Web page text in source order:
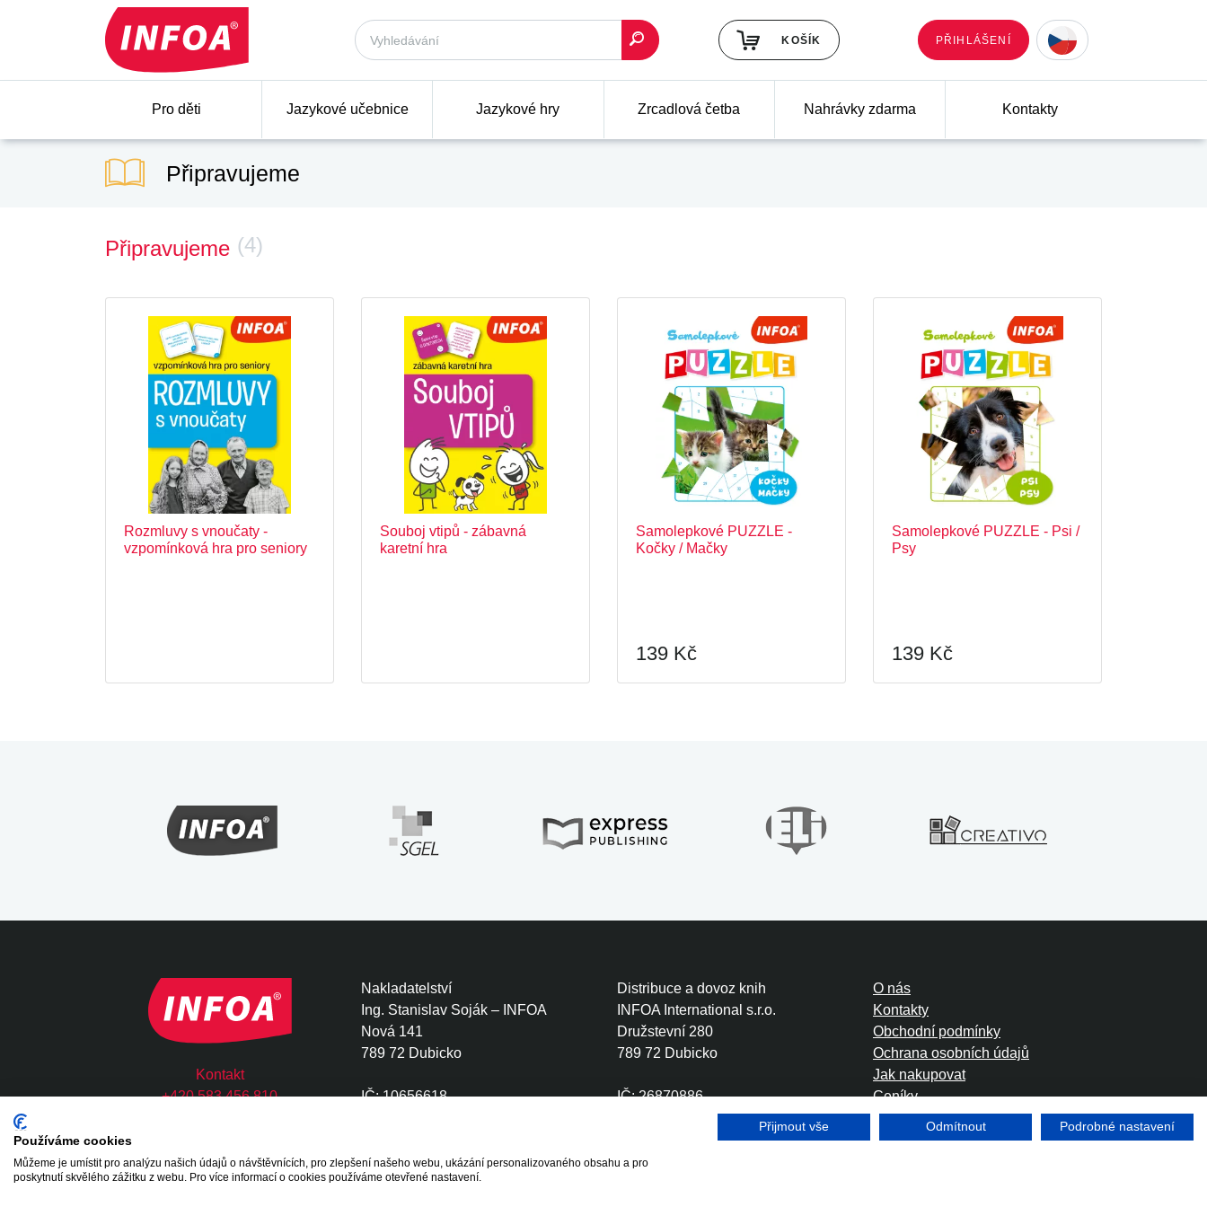
KOŠÍK PŘIHLÁŠENÍ
Pro děti Jazykové učebnice Jazykové hry Zrcadlová četba Nahrávky zdarma Kontakty
Připravujeme
Připravujeme (4)
Rozmluvy s vnoučaty -
vzpomínková hra pro seniory
Souboj vtipů - zábavná
karetní hra
Samolepkové PUZZLE -
Kočky / Mačky
139 Kč
Samolepkové PUZZLE - Psi /
Psy
139 Kč
Kontakt
+420 583 456 810
Nakladatelství
Ing. Stanislav Soják – INFOA
Nová 141
789 72 Dubicko
IČ: 10656618
Distribuce a dovoz knih
INFOA International s.r.o.
Družstevní 280
789 72 Dubicko
IČ: 26870886
DIČ: CZ26870886
O nás
Kontakty
Obchodní podmínky
Ochrana osobních údajů
Jak nakupovat
Ceníky
Foreign Rights
Copyright © 2020 - 2026 INFOA International s.r.o.
Používáme cookies
Můžeme je umístit pro analýzu našich údajů o návštěvnících, pro zlepšení našeho webu, ukázání personalizovaného obsahu a pro
poskytnutí skvělého zážitku z webu. Pro více informací o cookies používáme otevřené nastavení.
Přijmout vše Odmítnout Podrobné nastavení